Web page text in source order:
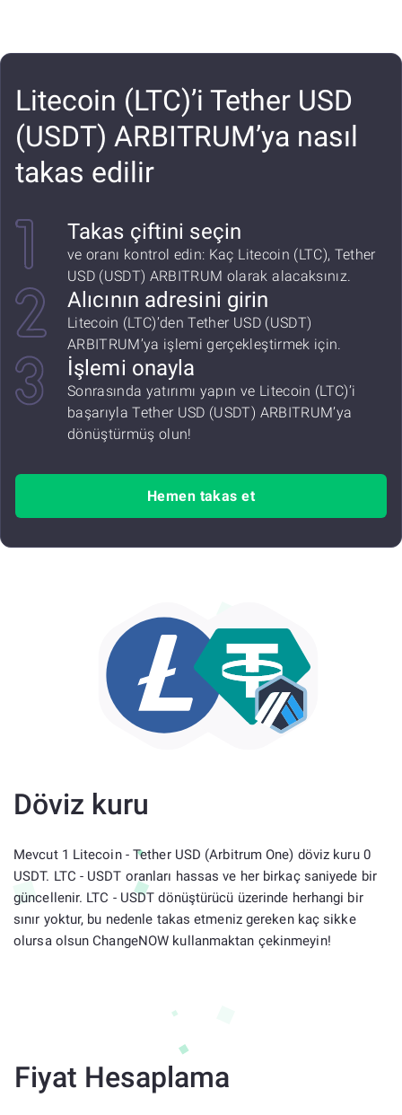
Litecoin (LTC)’i Tether USD
(USDT) ARBITRUM’ya nasıl
takas edilir
Takas çiftini seçin
ve oranı kontrol edin: Kaç Litecoin (LTC), Tether
USD (USDT) ARBITRUM olarak alacaksınız.
Alıcının adresini girin
Litecoin (LTC)’den Tether USD (USDT)
ARBITRUM’ya işlemi gerçekleştirmek için.
İşlemi onayla
Sonrasında yatırımı yapın ve Litecoin (LTC)’i
başarıyla Tether USD (USDT) ARBITRUM’ya
dönüştürmüş olun!
Hemen takas et
Döviz kuru
Mevcut 1 Litecoin - Tether USD (Arbitrum One) döviz kuru 0
USDT. LTC - USDT oranları hassas ve her birkaç saniyede bir
güncellenir. LTC - USDT dönüştürücü üzerinde herhangi bir
sınır yoktur, bu nedenle takas etmeniz gereken kaç sikke
olursa olsun ChangeNOW kullanmaktan çekinmeyin!
Fiyat Hesaplama